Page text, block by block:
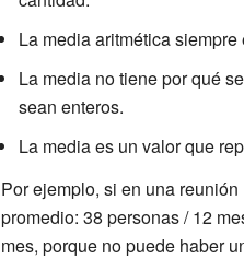
La media aritmética
La media no tiene por qué
sean enteros.
La media es un valor que
Por ejemplo, si en una
promedio: 38 personas / 12
mes, porque no puede haber